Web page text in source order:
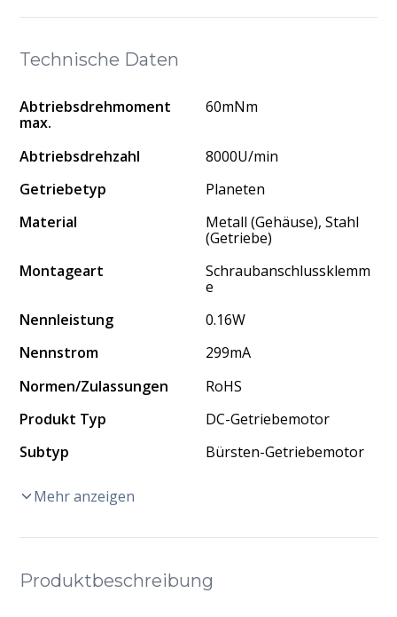
Technische Daten
Abtriebsdrehmoment
max.
60mNm
Abtriebsdrehzahl
8000U/min
Getriebetyp
Planeten
Material
Metall (Gehäuse), Stahl
(Getriebe)
Montageart
Schraubanschlussklemm
e
Nennleistung
0.16W
Nennstrom
299mA
Normen/Zulassungen
RoHS
Produkt Typ
DC-Getriebemotor
Subtyp
Bürsten-Getriebemotor
Mehr anzeigen
Produktbeschreibung